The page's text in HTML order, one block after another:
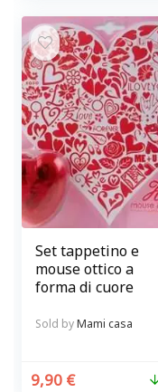
Set tappetino e
mouse ottico a
forma di cuore
Sold byMami casa
9,90 €